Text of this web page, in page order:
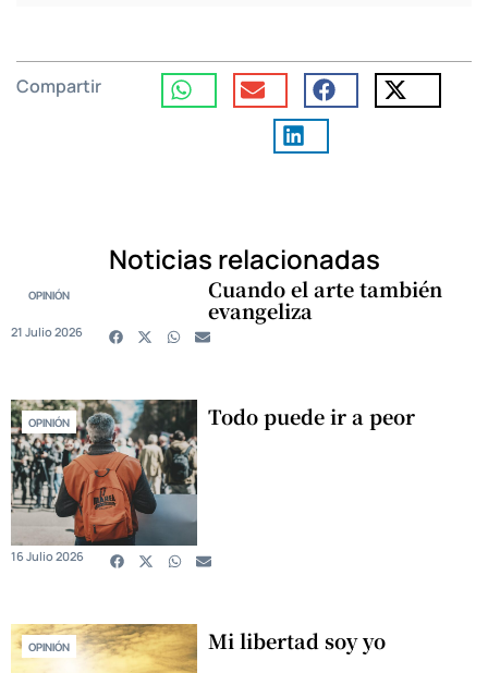
Compartir
Noticias relacionadas
OPINIÓN Cuando el arte también
evangeliza
21 Julio 2026
OPINIÓN Todo puede ir a peor
16 Julio 2026
OPINIÓN Mi libertad soy yo